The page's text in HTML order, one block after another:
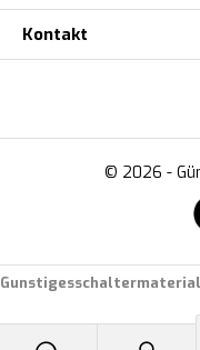
Kontakt
© 2026 -